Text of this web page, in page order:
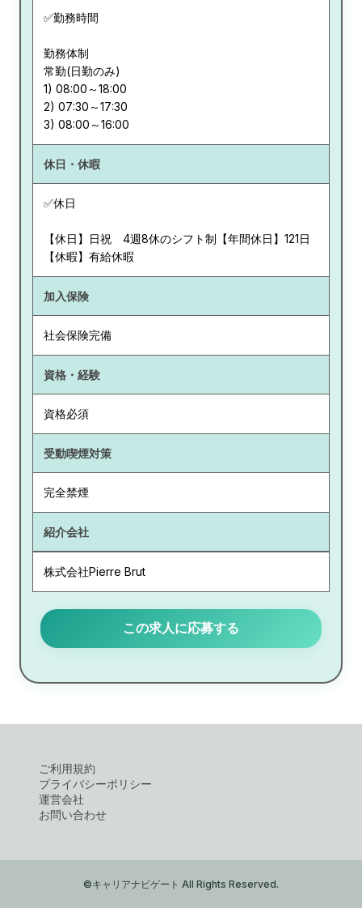
✅勤務時間
勤務体制
常勤(日勤のみ)
1) 08:00～18:00
2) 07:30～17:30
休日・休暇
✅休日
【休日】日祝 4週8休のシフト制【年間休日】121日
【休暇】有給休暇
加入保険
社会保険完備
資格・経験
資格必須
受動喫煙対策
完全禁煙
紹介会社
株式会社Pierre Brut
この求人に応募する
ご利用規約
プライバシーポリシー
運営会社
お問い合わせ
©キャリアナビゲート All Rights Reserved.